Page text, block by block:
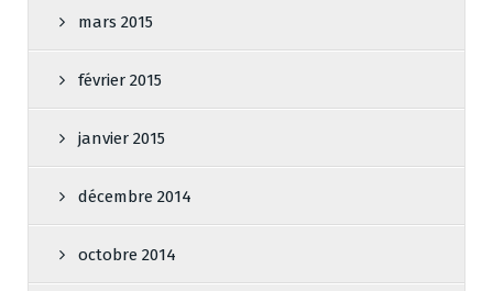
mars 2015
février 2015
janvier 2015
décembre 2014
octobre 2014